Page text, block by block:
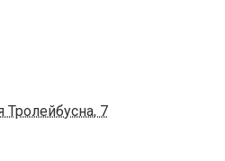
Тролейбусна, 7